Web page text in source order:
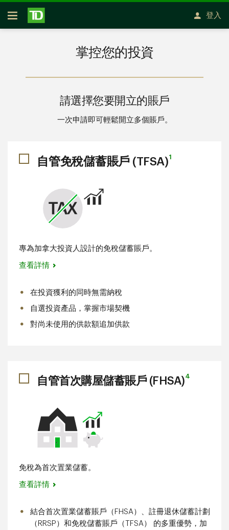
略過進入主要內容
開放式房屋貸款
登入
掌控您的投資
請選擇您要開立的賬戶
一次申請即可輕鬆開立多個賬戶。
自管免稅儲蓄賬戶​​​​​​​ (TFSA)1
專為加拿大投資人設計的免稅儲蓄賬戶。
查看詳情
在投資獲利的同時無需納稅
自選投資產品，掌握市場契機
對尚未使用的供款額追加供款
自管首次購屋儲蓄賬戶 (FHSA)4
免稅為首次置業儲蓄。
查看詳情
結合首次置業儲蓄賬戶（FHSA）、註冊退休儲蓄計劃
（RRSP）和免稅儲蓄賬戶（TFSA） 的多重優勢，加